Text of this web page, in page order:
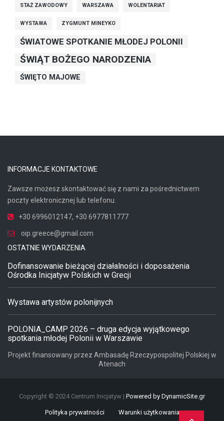
STAŻ ZAWODOWY WARSZAWA WOLENTARIAT
WYSTAWA ZYGMUNT MINEYKO
ŚWIATOWE SPOTKANIE MŁODEJ POLONII
ŚWIĄT BOŻEGO NARODZENIA
ŚWIĘTO MAJOWE
INFORMACJE KONTAKTOWE
Zawsze możesz skontaktować się z nami za pośrednictwem
poczty elektronicznej lub telefonu.
+30 6996012147, +30 6977811777
oip.greece@gmail.com
OSTATNIE WYDARZENIA
Dofinansowanie bieżącej działalności i doposażenia
Ośrodka Inicjatyw Polskich w Grecji
Wystawa artystów polonijnych
POLONIA_CAMP 2026 – druga edycja wyjątkowego
spotkania młodej Polonii w Warszawie
Projekt finansowany przez Ambasadę Rzeczypospolitej Polskiej w
Atenach
Copyright © 2024 Centrum Inicjatyw | Powered by DynamicSite.gr
Polityka prywatności Warunki użytkowania